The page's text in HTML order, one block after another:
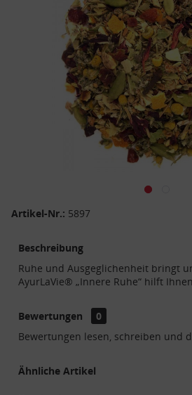
Artikel-Nr.: 5897
Beschreibung
Ruhe und Ausgeglichenheit bringt
AyurLaVie® „Innere Ruhe“ hilft
Bewertungen
0
Bewertungen lesen, schreiben und
Ähnliche Artikel